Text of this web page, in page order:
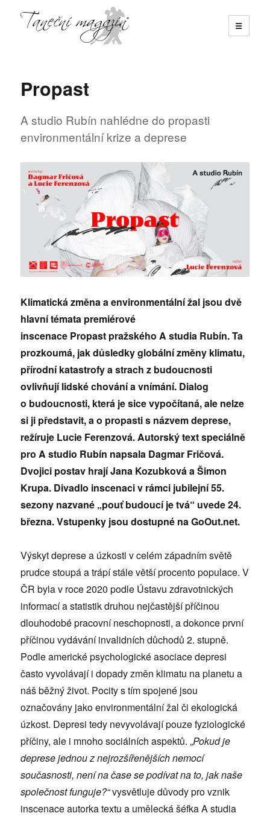
☰
Propast
A studio Rubín nahlédne do propasti
environmentální krize a deprese
Klimatická změna a environmentální žal jsou dvě
hlavní témata premiérové
inscenace Propast pražského A studia Rubín. Ta
prozkoumá, jak důsledky globální změny klimatu,
přírodní katastrofy a strach z budoucnosti
ovlivňují lidské chování a vnímání. Dialog
o budoucnosti, která je sice vypočítaná, ale nelze
si ji představit, a o propasti s názvem deprese,
režíruje Lucie Ferenzová. Autorský text speciálně
pro A studio Rubín napsala Dagmar Fričová.
Dvojici postav hrají Jana Kozubková a Šimon
Krupa. Divadlo inscenaci v rámci jubilejní 55.
sezony nazvané „pouť budoucí je tvá“ uvede 24.
března. Vstupenky jsou dostupné na GoOut.net.
Výskyt deprese a úzkosti v celém západním světě
prudce stoupá a trápí stále větší procento populace. V
ČR byla v roce 2020 podle Ústavu zdravotnických
informací a statistik druhou nejčastější příčinou
dlouhodobé pracovní neschopnosti, a dokonce první
příčinou vydávání invalidních důchodů 2. stupně.
Podle americké psychologické asociace depresi
často vyvolávají i dopady změn klimatu na planetu a
náš běžný život. Pocity s tím spojené jsou
označovány jako environmentální žal či ekologická
úzkost. Depresi tedy nevyvolávají pouze fyziologické
příčiny, ale i mnoho sociálních aspektů. „Pokud je
deprese jednou z nejrozšířenějších nemocí
současnosti, není na čase se podívat na to, jak naše
společnost funguje?“vysvětluje důvody pro vznik
inscenace autorka textu a umělecká šéfka A studia